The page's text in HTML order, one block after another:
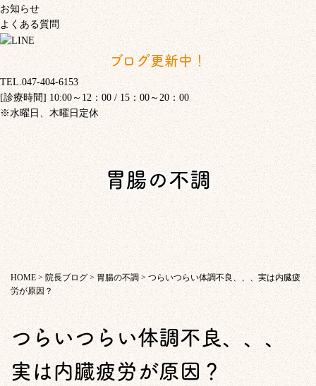
お知らせ
よくある質問
ブログ更新中！
TEL.047-404-6153
[診療時間] 10:00～12：00 / 15：00～20：00
※水曜日、木曜日定休
胃腸の不調
HOME > 院長ブログ > 胃腸の不調 >つらいつらい体調不良、、、実は内臓疲
労が原因？
つらいつらい体調不良、、、
実は内臓疲労が原因？